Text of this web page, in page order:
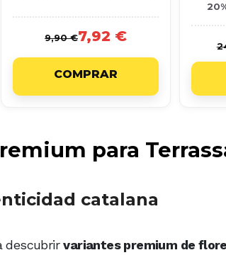
9,90 €7,92 €
COMPRAR
para
catalana
descubrirvariantes premium de